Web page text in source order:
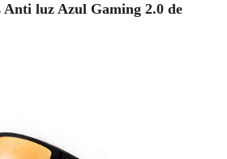
Anti luz Azul Gaming 2.0 de